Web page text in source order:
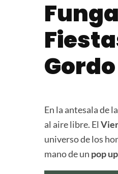
En la antesala de
al aire libre. El
universo de los
mano de un pop